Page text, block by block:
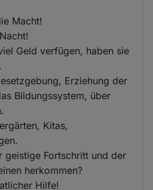
Macht!
Geld verfügen, haben sie
Erziehung der
Bildungssystem, über
Kitas,
geistige Fortschritt und der
herkommen?
Hilfe!